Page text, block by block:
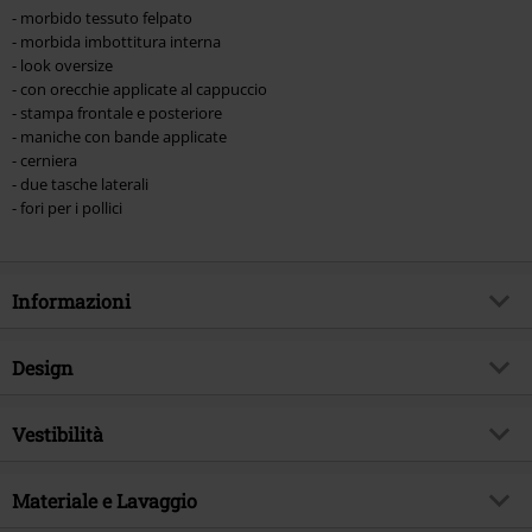
- morbido tessuto felpato
- morbida imbottitura interna
- look oversize
- con orecchie applicate al cappuccio
- stampa frontale e posteriore
- maniche con bande applicate
- cerniera
- due tasche laterali
- fori per i pollici
Informazioni
Codice articolo
Brand
Data di pubblicazione
Design
Tipologia prodotto
Lunghezza maniche
Vestibilità
Vestibilità/Top
Materiale e Lavaggio